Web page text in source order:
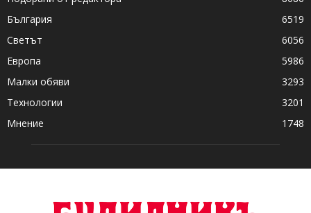
България
6519
Светът
6056
Европа
5986
Малки обяви
3293
Технологии
3201
Мнение
1748